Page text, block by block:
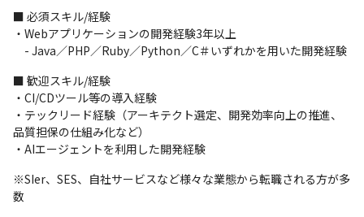
AI時代にこそ、エンジニアに求められるのは「何を作るべきか」
という判断する力であると考えています。
単なる実装に留まらず、要件定義や仕様策定の段階から深くコミ
ットし、顧客要望の背景にある「真の課題」を追求することを重
視しています。
エンジニア自らが商談に同席して1次情報に触れ、顧客の業務効率
向上に直結する改善を継続することで、自らの手でプロダクトを
「育てる」手応えをダイレクトに実感できる環境です。
【 技術的負債との対峙】
累計9万5,000社以上の導入実績のある「楽楽シリーズ」等のプロ
ダクトの成長を支えていただきます。
■ 必須スキル/経験
・Webアプリケーションの開発経験3年以上
- Java／PHP／Ruby／Python／C＃いずれかを用いた開発経験
■ 歓迎スキル/経験
・CI/CDツール等の導入経験
・テックリード経験（アーキテクト選定、開発効率向上の推進、
品質担保の仕組み化など）
・AIエージェントを利用した開発経験
※SIer、SES、自社サービスなど様々な業態から転職される方が多
数